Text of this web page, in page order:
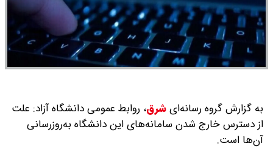
به گزارش گروه رسانه‌ایشرق، روابط عمومی دانشگاه آزاد: علت
از دسترس خارج شدن سامانه‌های این دانشگاه به‌روزرسانی
آن‌ها است.